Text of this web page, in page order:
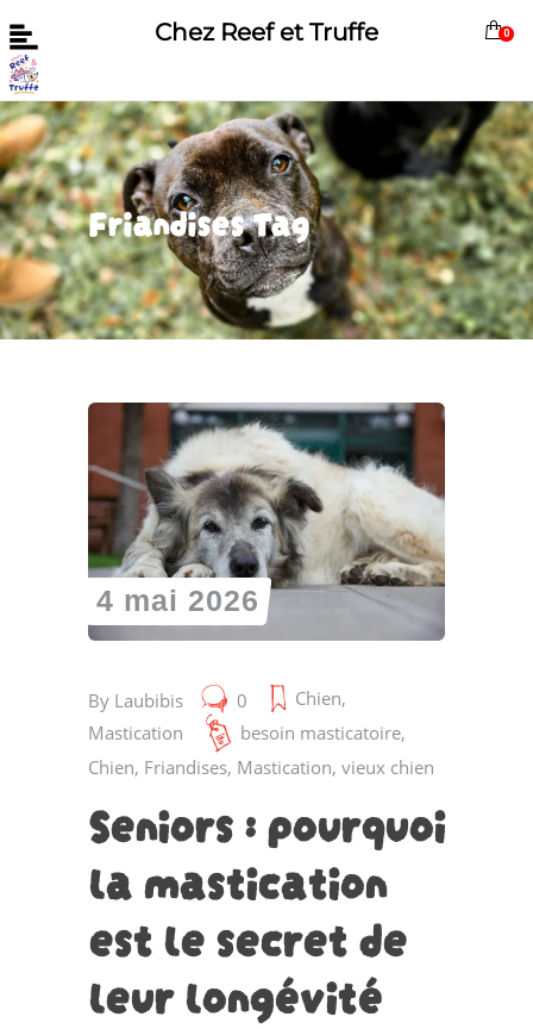
Friandises Tag
4 mai 2026
By Laubibis 0 Chien,
Mastication
besoin masticatoire,
Chien, Friandises, Mastication, vieux chien
Seniors : pourquoi
la mastication
est le secret de
leur longévité
Chez Reef et Truffe 0